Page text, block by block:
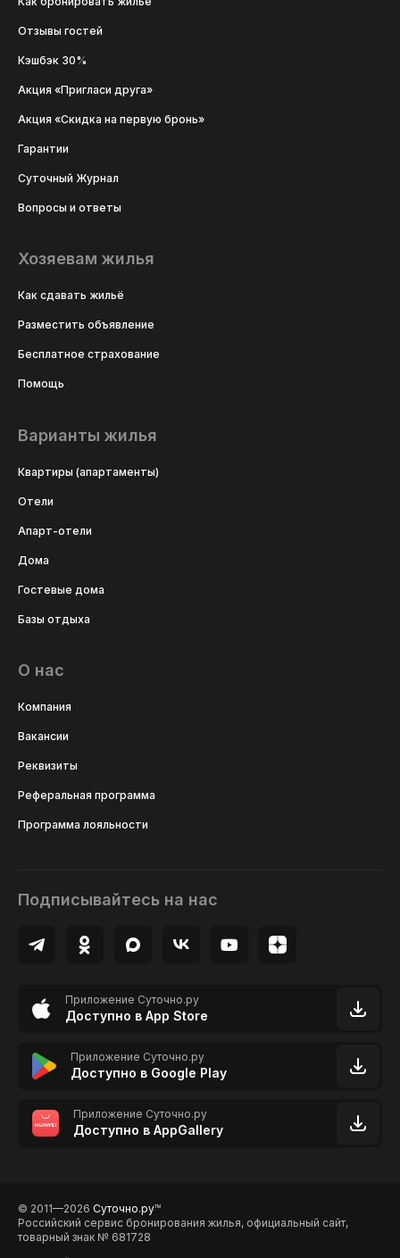
Отзывы гостей
Кэшбэк 30%
Акция «Пригласи друга»
Акция «Скидка на первую бронь»
Гарантии
Суточный Журнал
Вопросы и ответы
Хозяевам жилья
Как сдавать жильё
Разместить объявление
Бесплатное страхование
Помощь
Варианты жилья
Квартиры (апартаменты)
Отели
Апарт-отели
Дома
Гостевые дома
Базы отдыха
О нас
Компания
Вакансии
Реквизиты
Реферальная программа
Программа лояльности
Подписывайтесь на нас
Приложение Суточно.ру
Доступно в App Store
Приложение Суточно.ру
Доступно в Google Play
Приложение Суточно.ру
Доступно в AppGallery
© 2011—2026 Суточно.руTM
Российский сервис бронирования жилья, официальный сайт,
товарный знак № 681728